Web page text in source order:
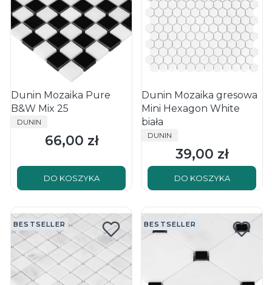
Dunin Mozaika Pure
B&W Mix 25
PRODUCENT
DUNIN
Cena
66,00 zł
DO KOSZYKA
Dunin Mozaika gresowa
Mini Hexagon White
biała
PRODUCENT
DUNIN
Cena
39,00 zł
DO KOSZYKA
BESTSELLER BESTSELLER